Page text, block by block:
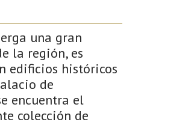
una gran
la región, es
edificios históricos
de
encuentra el
colección de